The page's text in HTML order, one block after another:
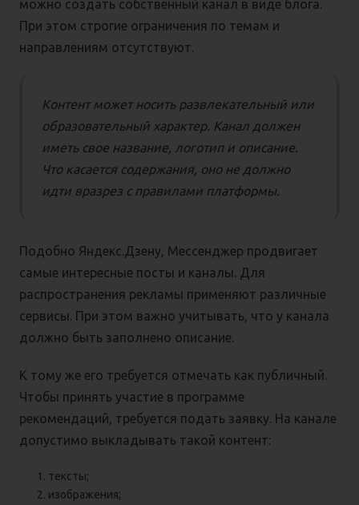
можно создать собственный канал в виде блога.
При этом строгие ограничения по темам и
направлениям отсутствуют.
Контент может носить развлекательный или
образовательный характер. Канал должен
иметь свое название, логотип и описание.
Что касается содержания, оно не должно
идти вразрез с правилами платформы.
Подобно Яндекс.Дзену, Мессенджер продвигает
самые интересные посты и каналы. Для
распространения рекламы применяют различные
сервисы. При этом важно учитывать, что у канала
должно быть заполнено описание.
К тому же его требуется отмечать как публичный.
Чтобы принять участие в программе
рекомендаций, требуется подать заявку. На канале
допустимо выкладывать такой контент:
тексты;
изображения;